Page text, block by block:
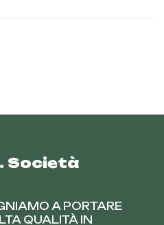
Società
A PORTARE
QUALITÀ IN